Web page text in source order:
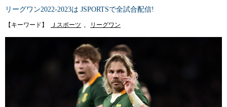
リーグワン2022-2023は JSPORTSで全試合配信!
【キーワード】 Ｊスポーツ , リーグワン